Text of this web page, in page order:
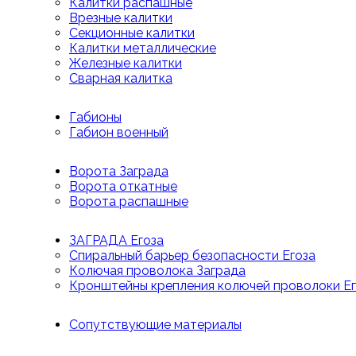
Врезные калитки
Секционные калитки
Калитки металлические
Железные калитки
Сварная калитка
Габионы
Габион военный
Ворота Заграда
Ворота откатные
Ворота распашные
ЗАГРАДА Егоза
Спиральный барьер безопасности Егоза
Колючая проволока Заграда
Кронштейны крепления колючей проволоки
Сопутствующие материалы